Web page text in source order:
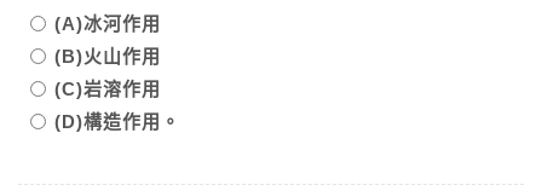
(A)冰河作用
(B)火山作用
(C)岩溶作用
(D)構造作用。